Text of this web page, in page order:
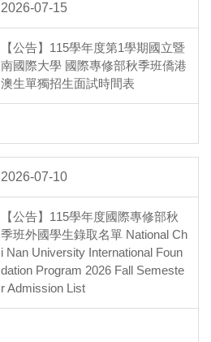
2026-07-15
【公告】115學年度第1學期國立暨
南國際大學 國際專修部秋季班僑港
澳生單獨招生面試時間表
2026-07-10
【公告】115學年度國際專修部秋
季班外國學生錄取名單 National Ch
i Nan University International Foun
dation Program 2026 Fall Semeste
r Admission List